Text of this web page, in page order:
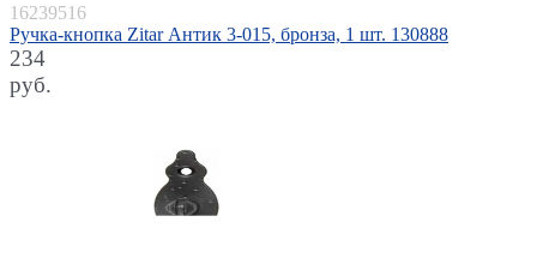
16239516
Ручка-кнопка Zitar Антик 3-015, бронза, 1 шт. 130888
234
руб.